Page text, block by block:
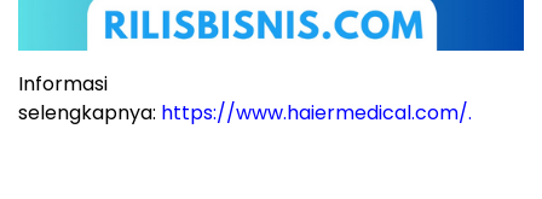
Informasi
selengkapnya: https://www.haiermedical.com/.